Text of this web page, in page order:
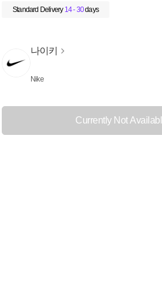
Standard Delivery 14 - 30days
나이키
Nike
Currently Not